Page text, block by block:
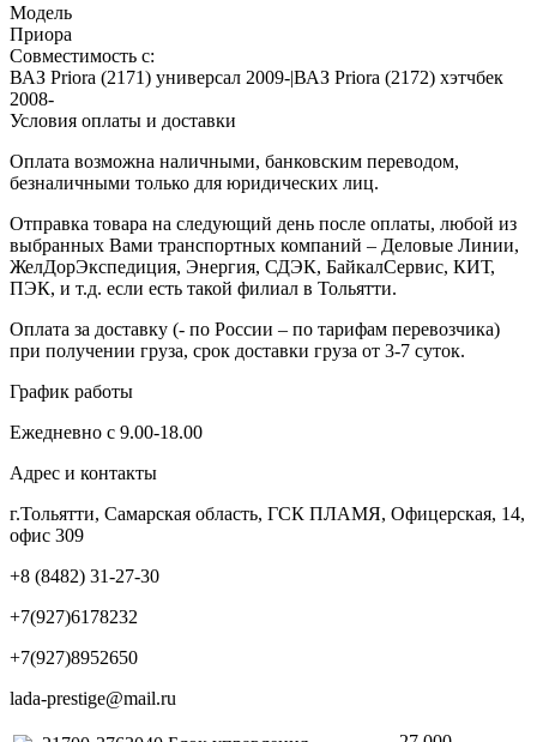
Модель
Приора
Совместимость с:
ВАЗ Priora (2171) универсал 2009-|ВАЗ Priora (2172) хэтчбек
2008-
Условия оплаты и доставки
Оплата возможна наличными, банковским переводом,
безналичными только для юридических лиц.
Отправка товара на следующий день после оплаты, любой из
выбранных Вами транспортных компаний – Деловые Линии,
ЖелДорЭкспедиция, Энергия, СДЭК, БайкалСервис, КИТ,
ПЭК, и т.д. если есть такой филиал в Тольятти.
Оплата за доставку (- по России – по тарифам перевозчика)
при получении груза, срок доставки груза от 3-7 суток.
График работы
Ежедневно с 9.00-18.00
Адрес и контакты
г.Тольятти, Самарская область, ГСК ПЛАМЯ, Офицерская, 14,
офис 309
+8 (8482) 31-27-30
+7(927)6178232
+7(927)8952650
lada-prestige@mail.ru